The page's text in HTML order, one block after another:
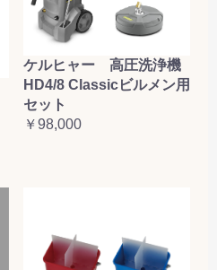
ケルヒャー 高圧洗浄機
HD4/8 Classicビルメン用
セット
￥98,000